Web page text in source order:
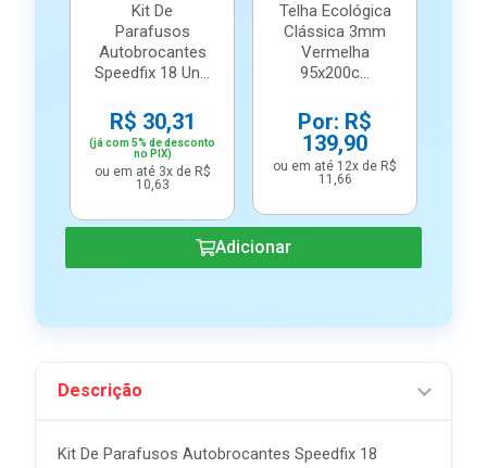
Kit De
Parafusos
Autobrocantes
Speedfix 18 Un...
R$ 30,31
(já com 5% de desconto
no PIX)
ou em até 3x de R$
10,63
Telha Ecológica
Clássica 3mm
Vermelha
95x200c...
Por: R$
139,90
ou em até 12x de R$
11,66
Adicionar
Descrição
Kit De Parafusos Autobrocantes Speedfix 18